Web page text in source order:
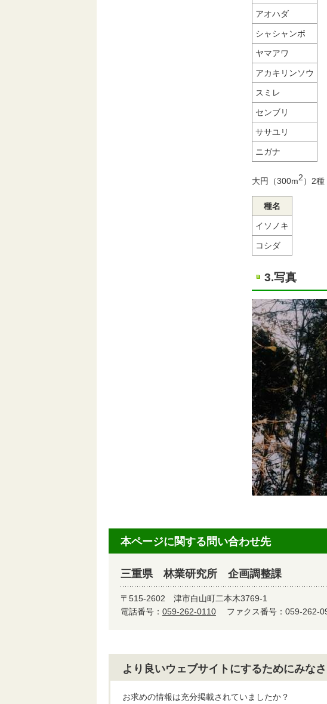
アオハダ
シャシャンボ
ヤマアワ
アカキリンソウ
スミレ
センブリ
ササユリ
ニガナ
大円（300m2）2種
種名
イソノキ
コシダ
3.写真
本ページに関する問い合わせ先
三重県 林業研究所 企画調整課
〒515-2602 津市白山町二本木3769-1
電話番号： 059-262-0110 ファクス番号：059-262-
より良いウェブサイトにするためにみな
お求めの情報は充分掲載されていましたか？